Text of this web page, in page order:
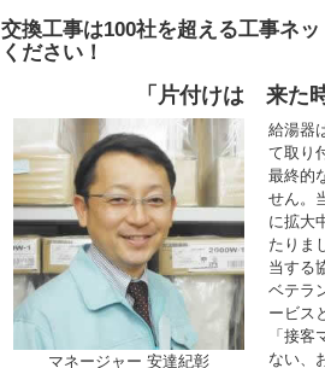
交換工事は100社を超える工事ネ
ください！
「片付けは 来た
マネージャー 安達紀彰
給湯器
て取り
最終的
せん。
に拡大
たりま
当する
ベテラ
ービス
「接
ない、